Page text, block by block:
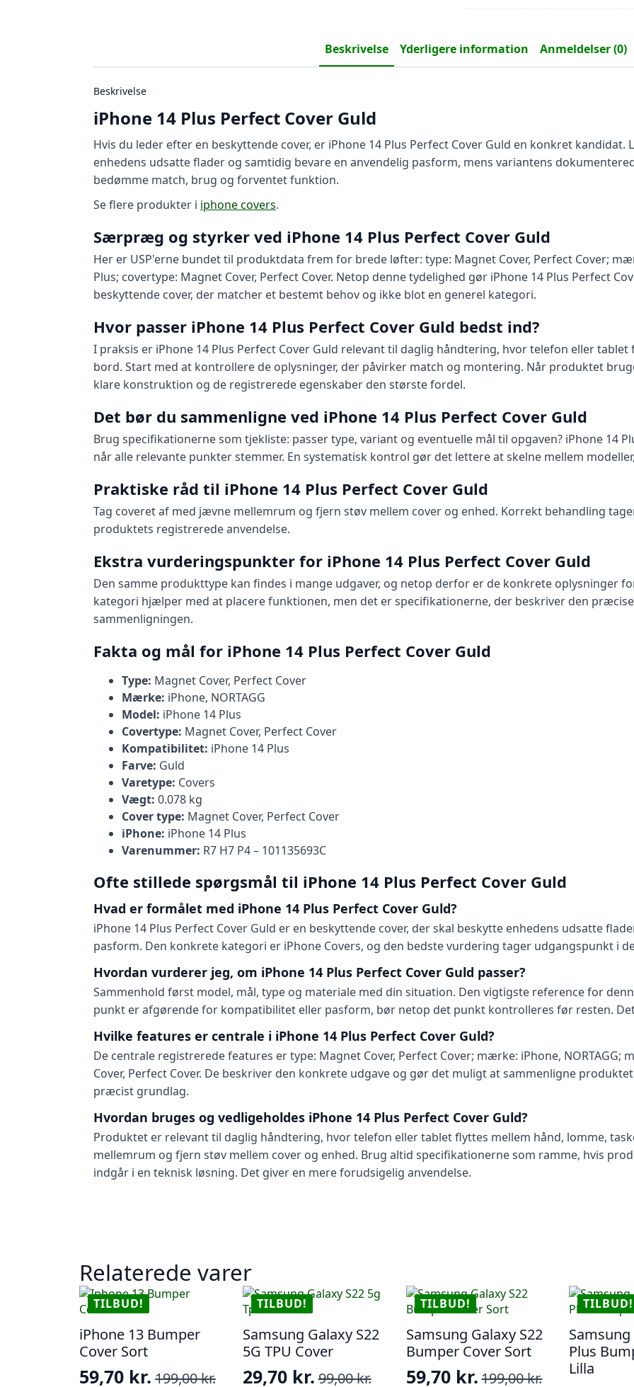
Privacy
Beskrivelse Yderligere information Anmeldelser (0)
Beskrivelse
iPhone 14 Plus Perfect Cover Guld
Hvis du leder efter en beskyttende cover, er iPhone 14 Plus Perfect Cover Guld en konkret
enhedens udsatte flader og samtidig bevare en anvendelig pasform, mens variantens
bedømme match, brug og forventet funktion.
Se flere produkter i iphone covers.
Særpræg og styrker ved iPhone 14 Plus Perfect Cover Guld
Her er USP'erne bundet til produktdata frem for brede løfter: type: Magnet Cover, Perfect Cover;
Plus; covertype: Magnet Cover, Perfect Cover. Netop denne tydelighed gør iPhone 14 Plus Perfect
beskyttende cover, der matcher et bestemt behov og ikke blot en generel kategori.
Hvor passer iPhone 14 Plus Perfect Cover Guld bedst ind?
I praksis er iPhone 14 Plus Perfect Cover Guld relevant til daglig håndtering, hvor telefon eller
bord. Start med at kontrollere de oplysninger, der påvirker match og montering. Når produktet
klare konstruktion og de registrerede egenskaber den største fordel.
Det bør du sammenligne ved iPhone 14 Plus Perfect Cover Guld
Brug specifikationerne som tjekliste: passer type, variant og eventuelle mål til opgaven? iPhone 14
når alle relevante punkter stemmer. En systematisk kontrol gør det lettere at skelne mellem
Praktiske råd til iPhone 14 Plus Perfect Cover Guld
Tag coveret af med jævne mellemrum og fjern støv mellem cover og enhed. Korrekt behandling
produktets registrerede anvendelse.
Ekstra vurderingspunkter for iPhone 14 Plus Perfect Cover Guld
Den samme produkttype kan findes i mange udgaver, og netop derfor er de konkrete oplysninger
kategori hjælper med at placere funktionen, men det er specifikationerne, der beskriver den
sammenligningen.
Fakta og mål for iPhone 14 Plus Perfect Cover Guld
Type: Magnet Cover, Perfect Cover
Mærke: iPhone, NORTAGG
Model: iPhone 14 Plus
Covertype: Magnet Cover, Perfect Cover
Kompatibilitet: iPhone 14 Plus
Farve: Guld
Varetype: Covers
Vægt: 0.078 kg
Cover type: Magnet Cover, Perfect Cover
iPhone: iPhone 14 Plus
Varenummer: R7 H7 P4 – 101135693C
Ofte stillede spørgsmål til iPhone 14 Plus Perfect Cover Guld
Hvad er formålet med iPhone 14 Plus Perfect Cover Guld?
iPhone 14 Plus Perfect Cover Guld er en beskyttende cover, der skal beskytte enhedens udsatte
pasform. Den konkrete kategori er iPhone Covers, og den bedste vurdering tager udgangspunkt i
Hvordan vurderer jeg, om iPhone 14 Plus Perfect Cover Guld passer?
Sammenhold først model, mål, type og materiale med din situation. Den vigtigste reference for
punkt er afgørende for kompatibilitet eller pasform, bør netop det punkt kontrolleres før resten.
Hvilke features er centrale i iPhone 14 Plus Perfect Cover Guld?
De centrale registrerede features er type: Magnet Cover, Perfect Cover; mærke: iPhone, NORTAGG;
Cover, Perfect Cover. De beskriver den konkrete udgave og gør det muligt at sammenligne
præcist grundlag.
Hvordan bruges og vedligeholdes iPhone 14 Plus Perfect Cover Guld?
Produktet er relevant til daglig håndtering, hvor telefon eller tablet flyttes mellem hånd, lomme,
mellemrum og fjern støv mellem cover og enhed. Brug altid specifikationerne som ramme, hvis
indgår i en teknisk løsning. Det giver en mere forudsigelig anvendelse.
Relaterede varer
TILBUD!
iPhone 13 Bumper
Cover Sort
199,00kr.
59,70 kr.
TILBUD!
Samsung Galaxy S22
5G TPU Cover
99,00kr.
29,70 kr.
TILBUD!
Samsung Galaxy S22
Bumper Cover Sort
199,00kr.
59,70 kr.
TILBUD!
Samsung
Plus
Lilla